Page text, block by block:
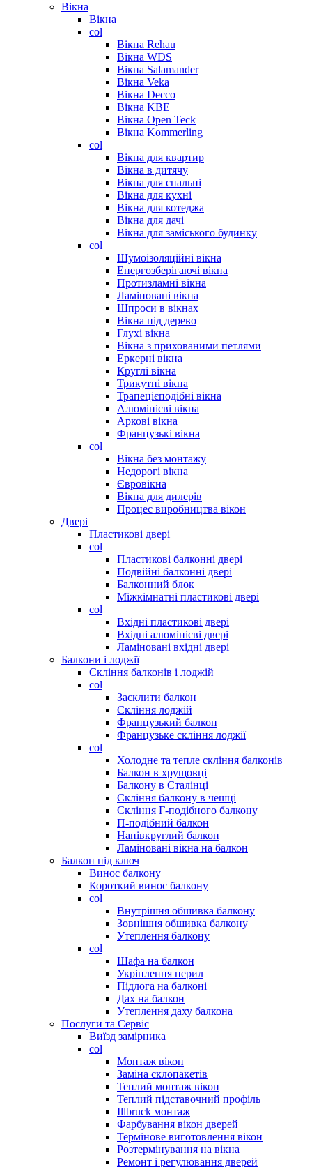
Вікна
Вікна
col
Вікна Rehau
Вікна WDS
Вікна Salamander
Вікна Veka
Вікна Decco
Вікна KBE
Вікна Open Teck
Вікна Kommerling
col
Вікна для квартир
Вікна в дитячу
Вікна для спальні
Вікна для кухні
Вікна для котеджа
Вікна для дачі
Вікна для заміського будинку
col
Шумоізоляційні вікна
Енергозберігаючі вікна
Протизламні вікна
Ламіновані вікна
Шпроси в вікнах
Вікна під дерево
Глухі вікна
Вікна з прихованими петлями
Еркерні вікна
Круглі вікна
Трикутні вікна
Трапецієподібні вікна
Алюмінієві вікна
Аркові вікна
Французькі вікна
col
Вікна без монтажу
Недорогі вікна
Євровікна
Вікна для дилерів
Процес виробництва вікон
Двері
Пластикові двері
col
Пластикові балконні двері
Подвійні балконні двері
Балконний блок
Міжкімнатні пластикові двері
col
Вхідні пластикові двері
Вхідні алюмінієві двері
Ламіновані вхідні двері
Балкони і лоджії
Скління балконів і лоджій
col
Засклити балкон
Скління лоджій
Французький балкон
Французьке скління лоджії
col
Холодне та тепле скління балконів
Балкон в хрущовці
Балкону в Сталінці
Скління балкону в чешці
Скління Г-подібного балкону
П-подібний балкон
Напівкруглий балкон
Ламіновані вікна на балкон
Балкон під ключ
Винос балкону
Короткий винос балкону
col
Внутрішня обшивка балкону
Зовнішня обшивка балкону
Утеплення балкону
col
Шафа на балкон
Укріплення перил
Підлога на балконі
Дах на балкон
Утеплення даху балкона
Послуги та Сервіс
Виїзд замірника
col
Монтаж вікон
Заміна склопакетів
Теплий монтаж вікон
Теплий підставочний профіль
Illbruck монтаж
Фарбування вікон дверей
Термінове виготовлення вікон
Розтермінування на вікна
Ремонт і регулювання дверей